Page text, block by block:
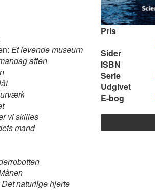
Et levende museum
aften
vi skilles
mand
Det naturlige hjerte
Pris
Sider
ISBN
Serie
Udgivet
E-bog